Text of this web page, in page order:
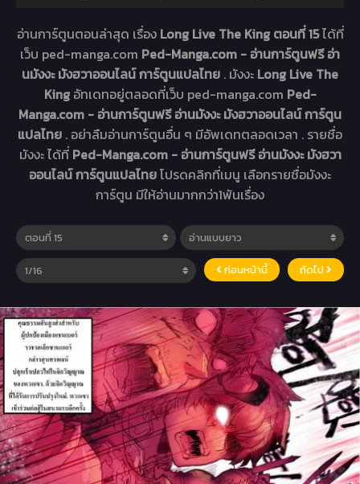
อ่านการ์ตูนตอนล่าสุด เรื่อง Long Live The King ตอนที่ 15ได้ที่
เว็บ ped-manga.com Ped-Manga.com - อ่านการ์ตูนฟรี อ่า
นมังงะ มังฮวาออนไลน์ การ์ตูนแปลไทย . มังงะ Long Live The
King อัทเดทอยู่ตลอดที่เว็บ ped-manga.com Ped-
Manga.com - อ่านการ์ตูนฟรี อ่านมังงะ มังฮวาออนไลน์ การ์ตูน
แปลไทย . อย่าลืมอ่านการ์ตูนอื่น ๆ มีอัพเดทตลอดเวลา . รายชื่อ
มังงะ ได้ที่ Ped-Manga.com - อ่านการ์ตูนฟรี อ่านมังงะ มังฮวา
ออนไลน์ การ์ตูนแปลไทยโปรดคลิกที่เมนู เลือกรายชื่อมังงะ
การ์ตูน มีให้อ่านมากกว่า1พันเรื่อง
ก่อนหน้านี้ ถัดไป